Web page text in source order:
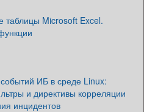
таблицы Microsoft Excel.
ИБ в среде Linux:
и директивы корреляции
инцидентов